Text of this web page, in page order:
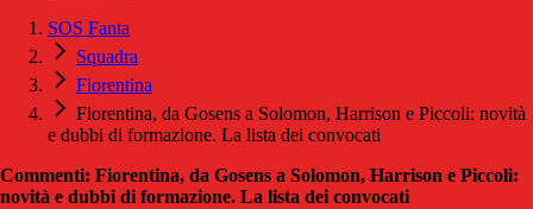
SOS Fanta
Squadra
Fiorentina
Fiorentina, da Gosens a Solomon, Harrison e Piccoli: novità
e dubbi di formazione. La lista dei convocati
Commenti: Fiorentina, da Gosens a Solomon, Harrison e Piccoli:
novità e dubbi di formazione. La lista dei convocati